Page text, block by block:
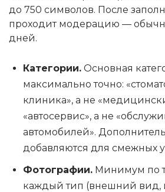
до 750 символов. После
проходит модерацию —
дней.
Категории. Основная
максимально точно:
клиника», а не
«автосервис», а не
автомобилей».
добавляются для смежных
Фотографии. Минимум по
каждый тип (внешний вид,